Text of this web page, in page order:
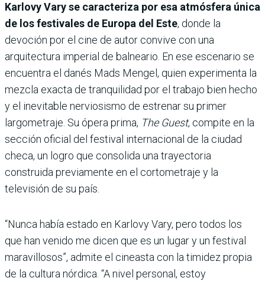
Karlovy Vary se caracteriza por esa atmósfera única
de los festivales de Europa del Este, donde la
devoción por el cine de autor convive con una
arquitectura imperial de balneario. En ese escenario se
encuentra el danés Mads Mengel, quien experimenta la
mezcla exacta de tranquilidad por el trabajo bien hecho
y el inevitable nerviosismo de estrenar su primer
largometraje. Su ópera prima, The Guest, compite en la
sección oficial del festival internacional de la ciudad
checa, un logro que consolida una trayectoria
construida previamente en el cortometraje y la
televisión de su país.
“Nunca había estado en Karlovy Vary, pero todos los
que han venido me dicen que es un lugar y un festival
maravillosos”, admite el cineasta con la timidez propia
de la cultura nórdica. “A nivel personal, estoy